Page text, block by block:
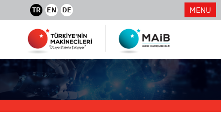
TR EN DE MENU